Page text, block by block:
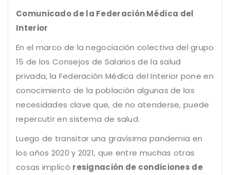
Comunicado de la Federación Médica del
Interior
En el marco de la negociación colectiva del grupo
15 de los Consejos de Salarios de la salud
privada, la Federación Médica del Interior pone en
conocimiento de la población algunas de las
necesidades clave que, de no atenderse, puede
repercutir en sistema de salud.
Luego de transitar una gravísima pandemia en
los años 2020 y 2021, que entre muchas otras
cosas implicó resignación de condiciones de